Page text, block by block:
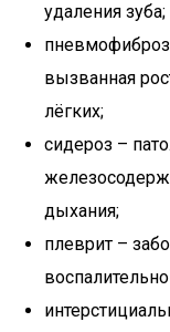
удаления зуба;
вызванная
лёгких;
сидероз –
дыхания;
плеврит –